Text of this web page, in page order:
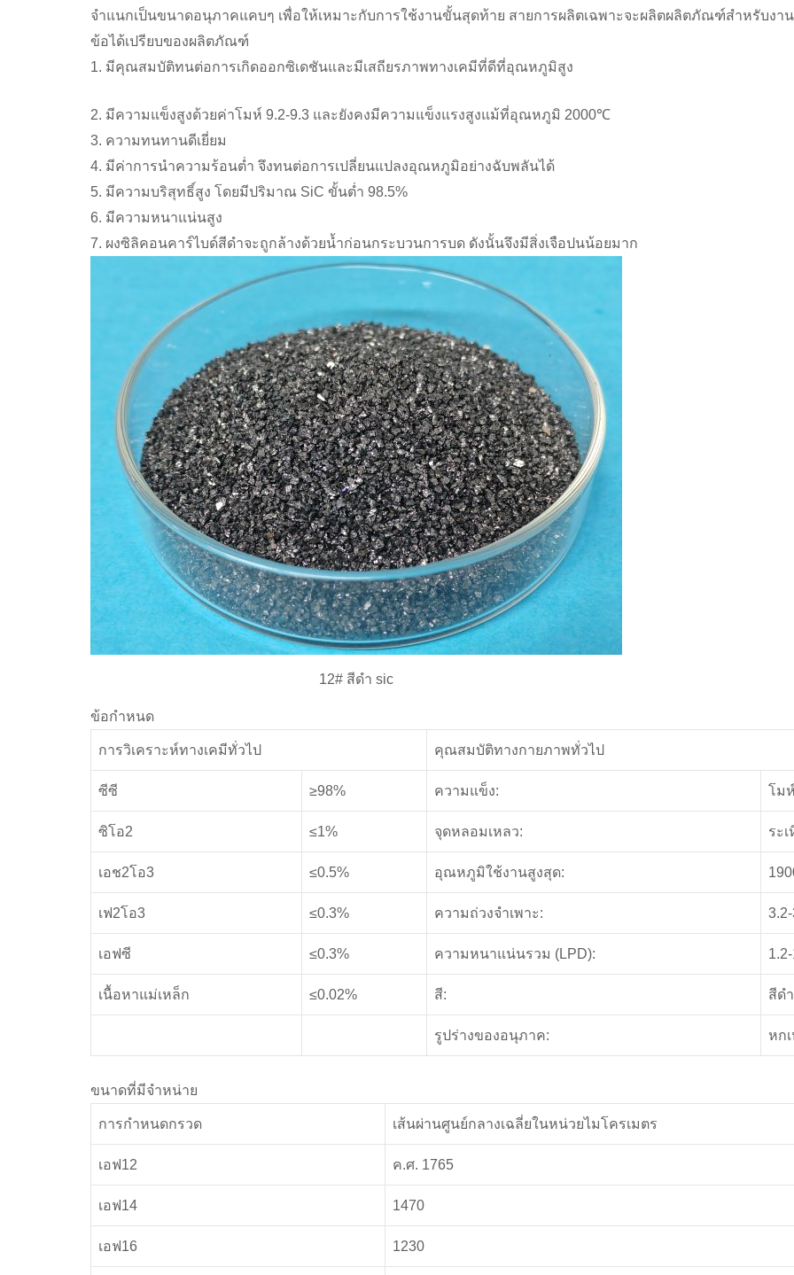
จำแนกเป็นขนาดอนุภาคแคบๆ เพื่อให้เหมาะกับการใช้งานขั้นสุดท้าย สายการผลิตเฉพาะจะผลิตผลิตภัณฑ์สำหรับงา
ข้อได้เปรียบของผลิตภัณฑ์
1. มีคุณสมบัติทนต่อการเกิดออกซิเดชันและมีเสถียรภาพทางเคมีที่ดีที่อุณหภูมิสูง
2. มีความแข็งสูงด้วยค่าโมห์ 9.2-9.3 และยังคงมีความแข็งแรงสูงแม้ที่อุณหภูมิ 2000℃
3. ความทนทานดีเยี่ยม
4. มีค่าการนำความร้อนต่ำ จึงทนต่อการเปลี่ยนแปลงอุณหภูมิอย่างฉับพลันได้
5. มีความบริสุทธิ์สูง โดยมีปริมาณ SiC ขั้นต่ำ 98.5%
6. มีความหนาแน่นสูง
7. ผงซิลิคอนคาร์ไบด์สีดำจะถูกล้างด้วยน้ำก่อนกระบวนการบด ดังนั้นจึงมีสิ่งเจือปนน้อยมาก
12# สีดำ sic
ข้อกำหนด
การวิเคราะห์ทางเคมีทั่วไป คุณสมบัติทางกายภาพทั่วไป
ซีซี ≥98% ความแข็ง: โม
ซิโอ2 ≤1% จุดหลอมเหลว: ระ
เอช2โอ3 ≤0.5% อุณหภูมิใช้งานสูงสุด:
เฟ2โอ3 ≤0.3% ความถ่วงจำเพาะ:
เอฟซี ≤0.3% ความหนาแน่นรวม (LPD):
เนื้อหาแม่เหล็ก ≤0.02% สี: สีดำ
รูปร่างของอนุภาค: หก
ขนาดที่มีจำหน่าย
การกำหนดกรวด เส้นผ่านศูนย์กลางเฉลี่ยในหน่วยไมโครเมตร
เอฟ12 ค.ศ. 1765
เอฟ14 1470
เอฟ16 1230